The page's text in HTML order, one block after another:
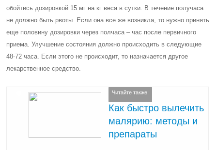
обойтись дозировкой 15 мг на кг веса в сутки. В течение получаса
не должно быть рвоты. Если она все же возникла, то нужно принять
еще половину дозировки через полчаса – час после первичного
приема. Улучшение состояния должно происходить в следующие
48-72 часа. Если этого не происходит, то назначается другое
лекарственное средство.
Читайте также:
Как быстро вылечить
малярию: методы и
препараты